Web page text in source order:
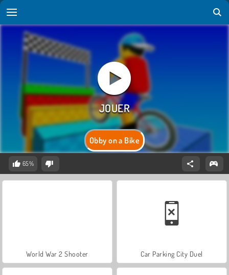
Obby on a Bike
65%
World War 2 Shooter Car Parking City Duel